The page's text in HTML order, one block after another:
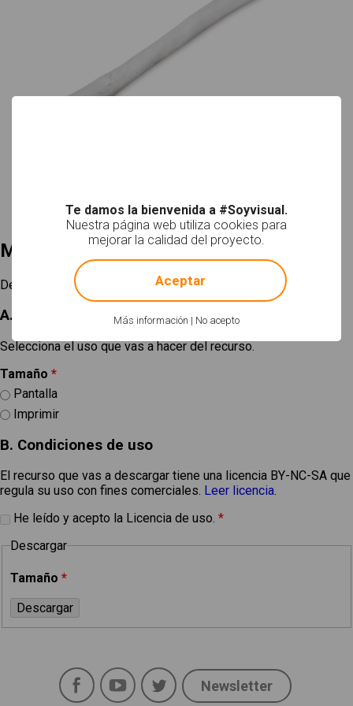
Mi selección
Descargar
A. Elige un tamaño
Selecciona el uso que vas a hacer del recurso.
Tamaño *
Pantalla
Imprimir
B. Condiciones de uso
El recurso que vas a descargar tiene una licencia BY-NC-SA que
regula su uso con fines comerciales. Leer licencia.
He leído y acepto la Licencia de uso. *
Descargar
Tamaño *
Social
FacebookYouTubeTwitter
Newsletter
Te damos la bienvenida a #Soyvisual.
Nuestra página web utiliza cookies para
mejorar la calidad del proyecto.
Más información | No acepto
! Not valid!
Aceptar